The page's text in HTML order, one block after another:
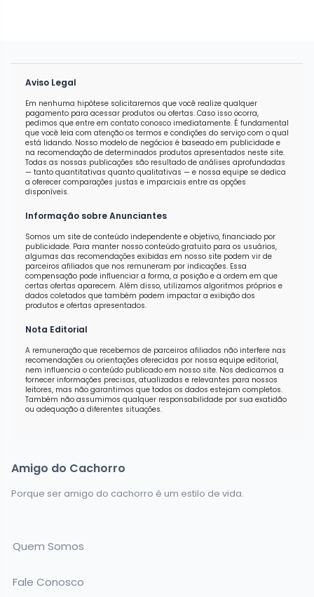
Aviso Legal
Em nenhuma hipótese solicitaremos que você realize qualquer
pagamento para acessar produtos ou ofertas. Caso isso ocorra,
pedimos que entre em contato conosco imediatamente. É fundamental
que você leia com atenção os termos e condições do serviço com o qual
está lidando. Nosso modelo de negócios é baseado em publicidade e
na recomendação de determinados produtos apresentados neste site.
Todas as nossas publicações são resultado de análises aprofundadas
— tanto quantitativas quanto qualitativas — e nossa equipe se dedica
a oferecer comparações justas e imparciais entre as opções
disponíveis.
Informação sobre Anunciantes
Somos um site de conteúdo independente e objetivo, financiado por
publicidade. Para manter nosso conteúdo gratuito para os usuários,
algumas das recomendações exibidas em nosso site podem vir de
parceiros afiliados que nos remuneram por indicações. Essa
compensação pode influenciar a forma, a posição e a ordem em que
certas ofertas aparecem. Além disso, utilizamos algoritmos próprios e
dados coletados que também podem impactar a exibição dos
produtos e ofertas apresentados.
Nota Editorial
A remuneração que recebemos de parceiros afiliados não interfere nas
recomendações ou orientações oferecidas por nossa equipe editorial,
nem influencia o conteúdo publicado em nosso site. Nos dedicamos a
fornecer informações precisas, atualizadas e relevantes para nossos
leitores, mas não garantimos que todos os dados estejam completos.
Também não assumimos qualquer responsabilidade por sua exatidão
ou adequação a diferentes situações.
Amigo do Cachorro
Porque ser amigo do cachorro é um estilo de vida.
Quem Somos
Fale Conosco